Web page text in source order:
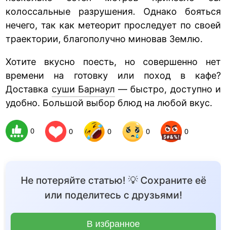
колоссальные разрушения. Однако бояться
нечего, так как метеорит проследует по своей
траектории, благополучно миновав Землю.
Хотите вкусно поесть, но совершенно нет
времени на готовку или поход в кафе?
Доставка суши Барнаул — быстро, доступно и
удобно. Большой выбор блюд на любой вкус.
0 0 0 0 0
Не потеряйте статью! 💡 Сохраните её
или поделитесь с друзьями!
В избранное